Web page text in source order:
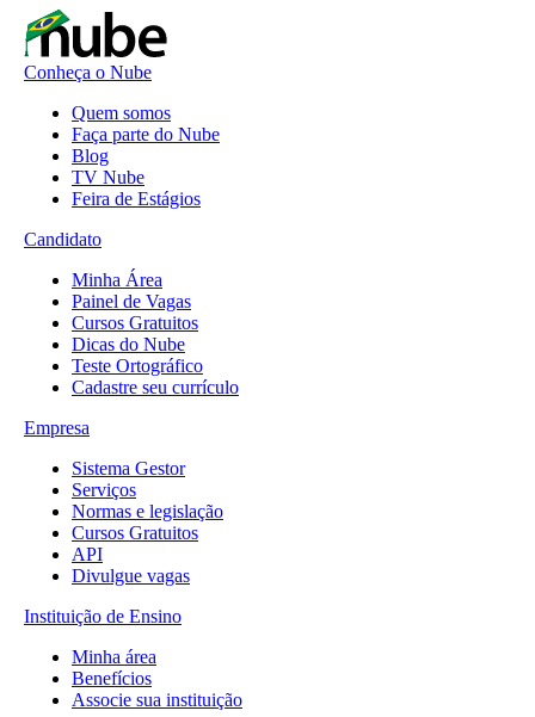
Conheça o Nube
Quem somos
Faça parte do Nube
Blog
TV Nube
Feira de Estágios
Candidato
Minha Área
Painel de Vagas
Cursos Gratuitos
Dicas do Nube
Teste Ortográfico
Cadastre seu currículo
Empresa
Sistema Gestor
Serviços
Normas e legislação
Cursos Gratuitos
API
Divulgue vagas
Instituição de Ensino
Minha área
Benefícios
Associe sua instituição